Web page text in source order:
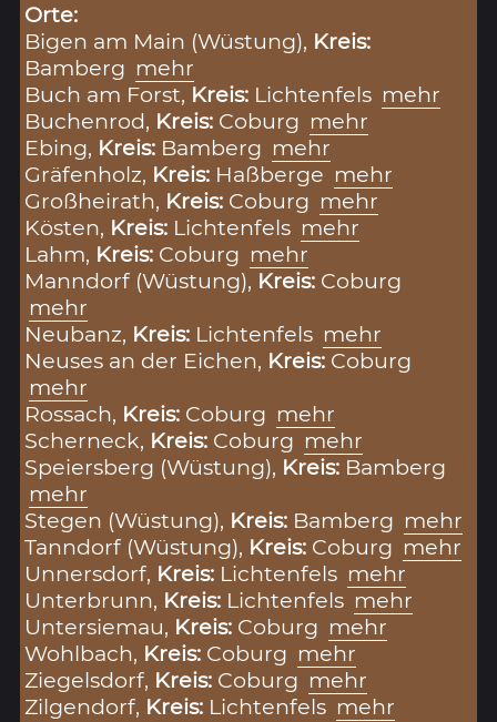
Orte:
Bigen am Main (Wüstung), Kreis:
Bamberg mehr
Buch am Forst, Kreis: Lichtenfels mehr
Buchenrod, Kreis: Coburg mehr
Ebing, Kreis: Bamberg mehr
Gräfenholz, Kreis: Haßberge mehr
Großheirath, Kreis: Coburg mehr
Kösten, Kreis: Lichtenfels mehr
Lahm, Kreis: Coburg mehr
Manndorf (Wüstung), Kreis: Coburg
mehr
Neubanz, Kreis: Lichtenfels mehr
Neuses an der Eichen, Kreis: Coburg
mehr
Rossach, Kreis: Coburg mehr
Scherneck, Kreis: Coburg mehr
Speiersberg (Wüstung), Kreis: Bamberg
mehr
Stegen (Wüstung), Kreis: Bamberg mehr
Tanndorf (Wüstung), Kreis: Coburg mehr
Unnersdorf, Kreis: Lichtenfels mehr
Unterbrunn, Kreis: Lichtenfels mehr
Untersiemau, Kreis: Coburg mehr
Wohlbach, Kreis: Coburg mehr
Ziegelsdorf, Kreis: Coburg mehr
Zilgendorf, Kreis: Lichtenfels mehr